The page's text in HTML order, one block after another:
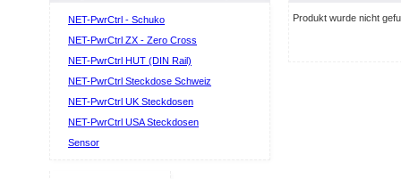
NET-PwrCtrl - Schuko
NET-PwrCtrl ZX - Zero Cross
NET-PwrCtrl HUT (DIN Rail)
NET-PwrCtrl Steckdose Schweiz
NET-PwrCtrl UK Steckdosen
NET-PwrCtrl USA Steckdosen
Sensor
Produkt wurde nicht